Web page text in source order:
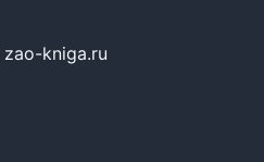
kniga.ru